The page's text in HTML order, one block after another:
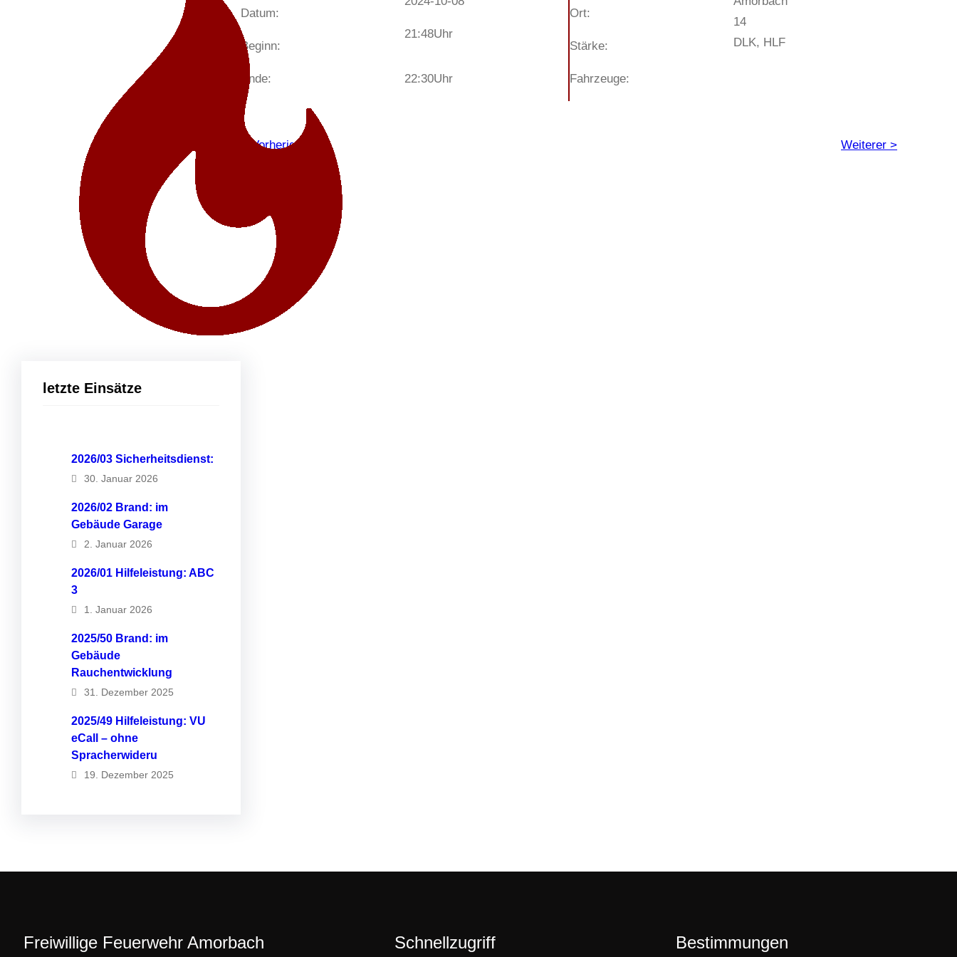
letzte Einsätze
2026/03 Sicherheitsdienst:
30. Januar 2026
2026/02 Brand: im
Gebäude Garage
2. Januar 2026
2026/01 Hilfeleistung: ABC
3
1. Januar 2026
2025/50 Brand: im
Gebäude
Rauchentwicklung
31. Dezember 2025
2025/49 Hilfeleistung: VU
eCall – ohne
Spracherwideru
19. Dezember 2025
Datum:
Beginn:
Ende:
21:48Uhr
22:30Uhr
Ort:
Stärke:
Fahrzeuge:
14
DLK, HLF
< Vorheriger Weiterer >
Freiwillige Feuerwehr Amorbach Schnellzugriff Bestimmungen